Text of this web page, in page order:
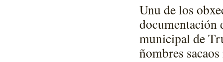
Unu de los
documentación
municipal de
ñombres